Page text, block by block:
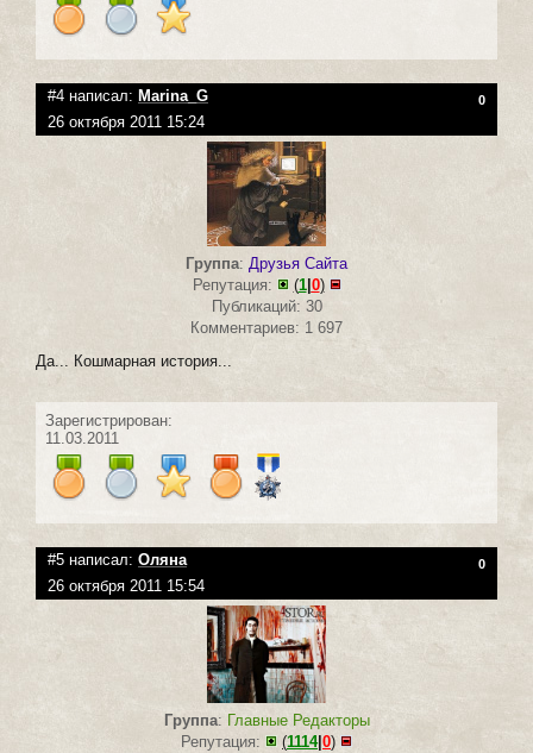
#4 написал: Marina_G 0
26 октября 2011 15:24
Группа: Друзья Сайта
Репутация:
(1| 0)
Публикаций: 30
Комментариев: 1 697
Да... Кошмарная история...
Зарегистрирован:
11.03.2011
#5 написал: Оляна 0
26 октября 2011 15:54
Группа: Главные Редакторы
Репутация:
(1114| 0)